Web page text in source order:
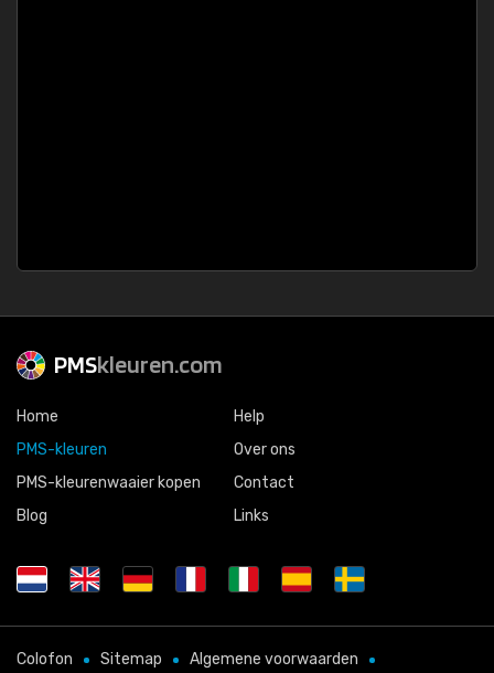
PMSkleuren.com
Home
PMS-kleuren
PMS-kleurenwaaier kopen
Blog
Help
Over ons
Contact
Links
Colofon Sitemap Algemene voorwaarden